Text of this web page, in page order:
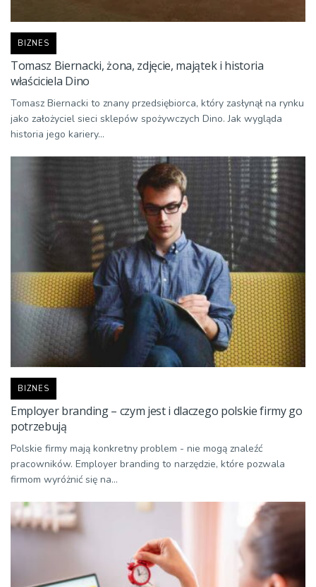
BIZNES
Tomasz Biernacki, żona, zdjęcie, majątek i historia
właściciela Dino
Tomasz Biernacki to znany przedsiębiorca, który zasłynął na rynku
jako założyciel sieci sklepów spożywczych Dino. Jak wygląda
historia jego kariery...
BIZNES
Employer branding – czym jest i dlaczego polskie firmy go
potrzebują
Polskie firmy mają konkretny problem - nie mogą znaleźć
pracowników. Employer branding to narzędzie, które pozwala
firmom wyróżnić się na...